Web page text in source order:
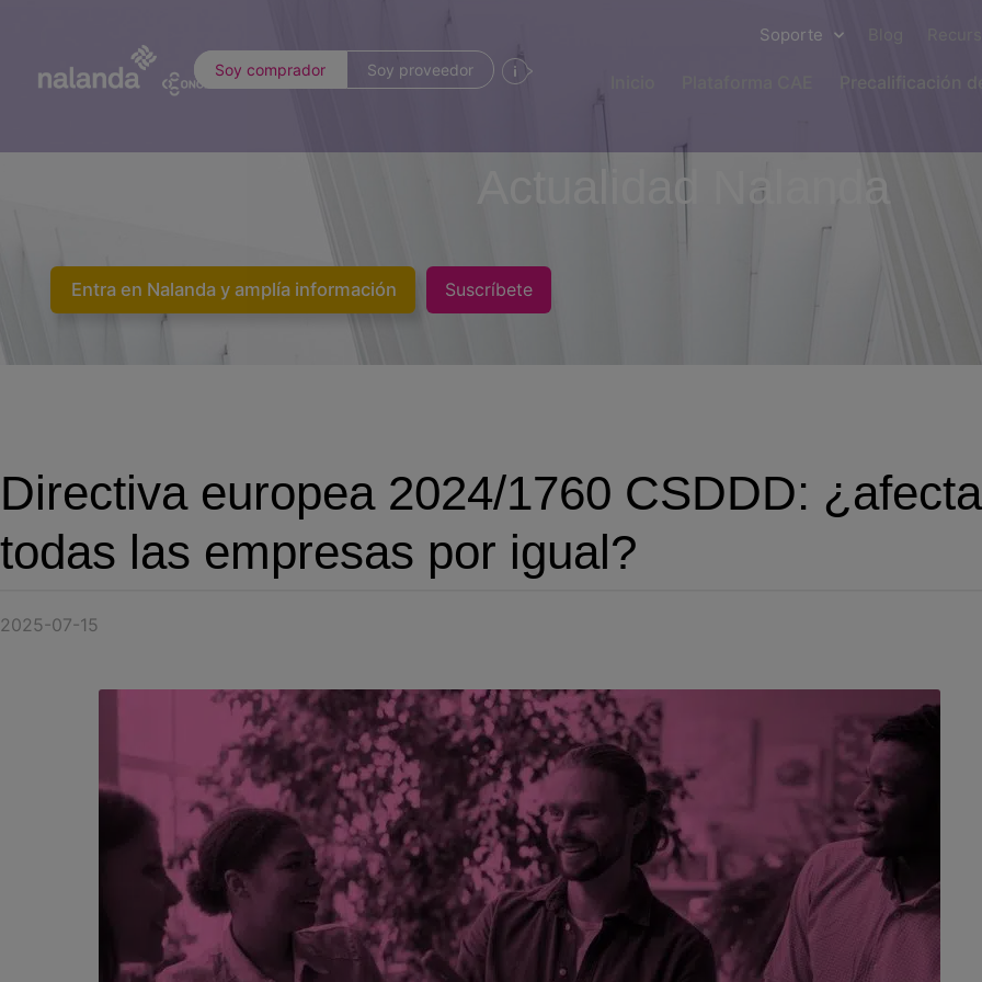
Soy comprador Soy proveedor
Soporte
Precalificación
Actualidad Nalanda
Entra en Nalanda y amplía información Suscríbete
Directiva europea 2024/1760 CSDDD:
todas las empresas por igual?
2025-07-15